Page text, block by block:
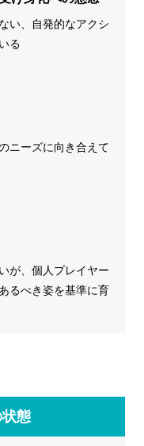
い、自発的なアクシ
る
ニーズに向き合えて
が、個人プレイヤー
るべき姿を基準に育
態